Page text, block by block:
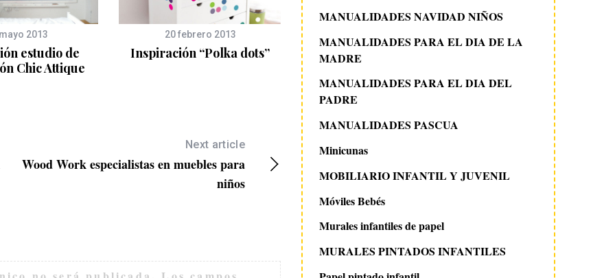
2013
estudio de
Chic Attique
20 febrero 2013
Inspiración “Polka dots”
Ideas con washi tape para el
cuarto del bebé
21 octubre 2008
ALÁBEGA,
DE INTERIORES
Next article
Wood Work especialistas en muebles para
niños
MANUALIDADES NAVIDAD NIÑOS
MANUALIDADES PARA EL DIA DE LA
MADRE
MANUALIDADES PARA EL DIA DEL
PADRE
MANUALIDADES PASCUA
Minicunas
MOBILIARIO INFANTIL Y JUVENIL
Móviles Bebés
Murales infantiles de papel
MURALES PINTADOS INFANTILES